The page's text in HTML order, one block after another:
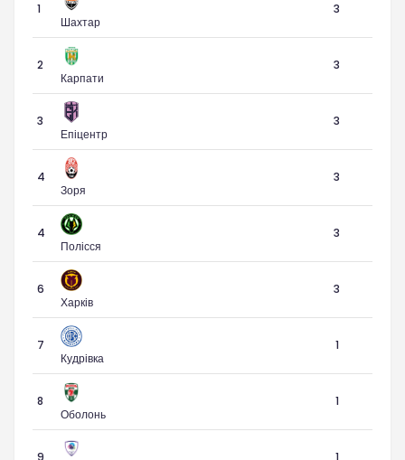
1
Шахтар
3
2
Карпати
3
3
Епіцентр
3
4
Зоря
3
4
Полісся
3
6
Харків
3
7
Кудрівка
1
8
Оболонь
1